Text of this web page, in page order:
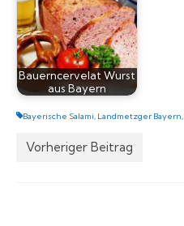
Bauerncervelat Wurst
aus Bayern
Bayerische Salami, Landmetzger Bayern,
Vorheriger Beitrag